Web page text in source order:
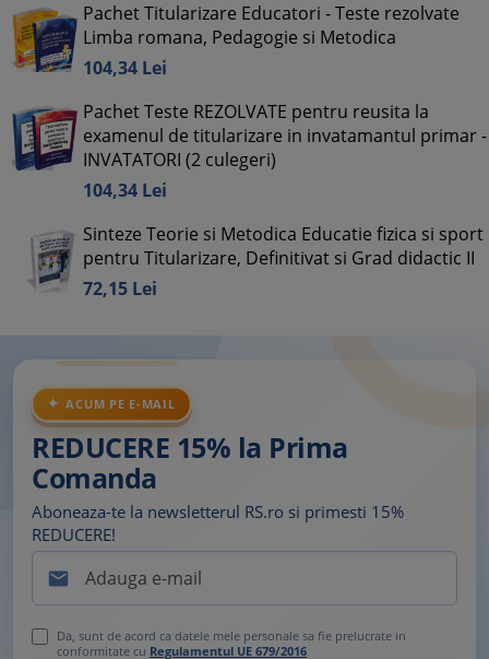
Pachet Titularizare Educatori - Teste rezolvate
Limba romana, Pedagogie si Metodica
104,34 Lei
Pachet Teste REZOLVATE pentru reusita la
examenul de titularizare in invatamantul primar -
INVATATORI (2 culegeri)
104,34 Lei
Sinteze Teorie si Metodica Educatie fizica si sport
pentru Titularizare, Definitivat si Grad didactic II
72,15 Lei
ACUM PE E-MAIL
REDUCERE 15% la Prima
Comanda
Aboneaza-te la newsletterul RS.ro si primesti 15%
REDUCERE!

Da, sunt de acord ca datele mele personale sa fie prelucrate in
conformitate cu Regulamentul UE 679/2016